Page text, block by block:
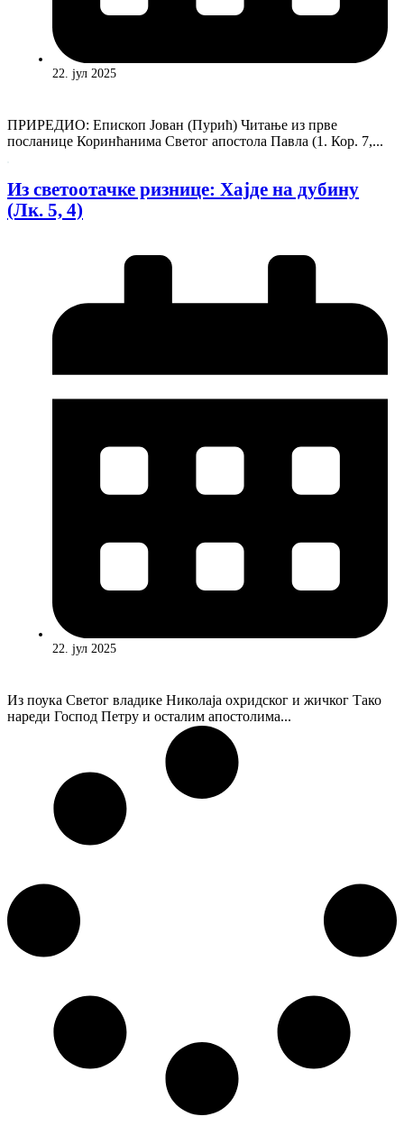
22. јул 2025
ПРИРЕДИО: Епископ Јован (Пурић) Читање из прве
посланице Коринћанима Светог апостола Павла (1. Кор. 7,...
Из светоотачке ризнице: Хајде на дубину
(Лк. 5, 4)
22. јул 2025
Из поука Светог владике Николаја охридског и жичког Тако
нареди Господ Петру и осталим апостолима...